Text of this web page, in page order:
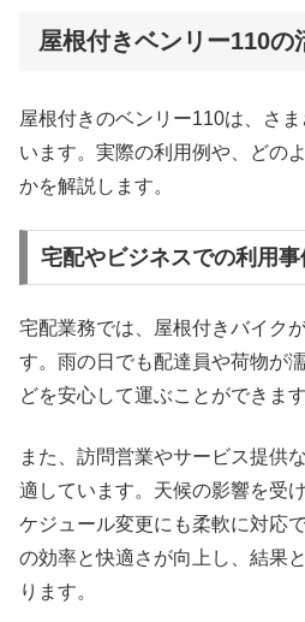
屋根付きベンリー110の
屋根付きのベンリー110は、さ
います。実際の利用例や、どの
かを解説します。
宅配やビジネスでの利用事
宅配業務では、屋根付きバイク
す。雨の日でも配達員や荷物が
どを安心して運ぶことができます
また、訪問営業やサービス提供
適しています。天候の影響を受
ケジュール変更にも柔軟に対応
の効率と快適さが向上し、結果
ります。